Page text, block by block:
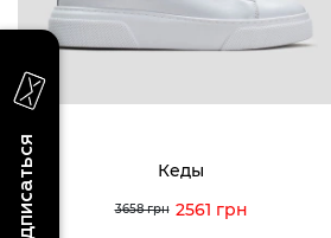
Кеды
3658 грн 2561 грн
Подписаться